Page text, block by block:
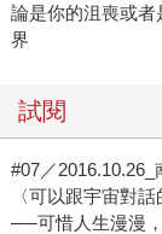
論是你的沮喪或
界
試閱
#07／2016.10.26_
〈可以跟宇宙對話
──可惜人生漫漫